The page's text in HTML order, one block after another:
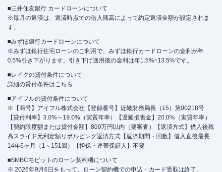
■三井住友銀行 カードローンについて
※毎月の返済は、返済時点での借入残高によって約定返済金額が設定されま
す。
■みずほ銀行カードローンについて
※みずほ銀行住宅ローンのご利用で、みずほ銀行カードローンの金利が年
0.5%引き下がります。引き下げ適用後の金利は年1.5%~13.5%です。
■レイクの貸付条件について
詳細の貸付条件はこちら
■アイフルの貸付条件について
※【商号】アイフル株式会社【登録番号】近畿財務局長（15）第00218号
【貸付利率】3.0%～18.0%（実質年率）【遅延損害金】20.0%（実質年率）
【契約限度額または貸付金額】800万円以内（要審査）【返済方式】借入後残
高スライド元利定額リボルビング返済方式【返済期間・回数】借入直後最長
14年6ヶ月（1～151回）【担保・連帯保証人】不要
■SMBCモビットのローン契約機について
※ 2026年9月6日をもって、ローン契約機での申込・カード受取は終了。